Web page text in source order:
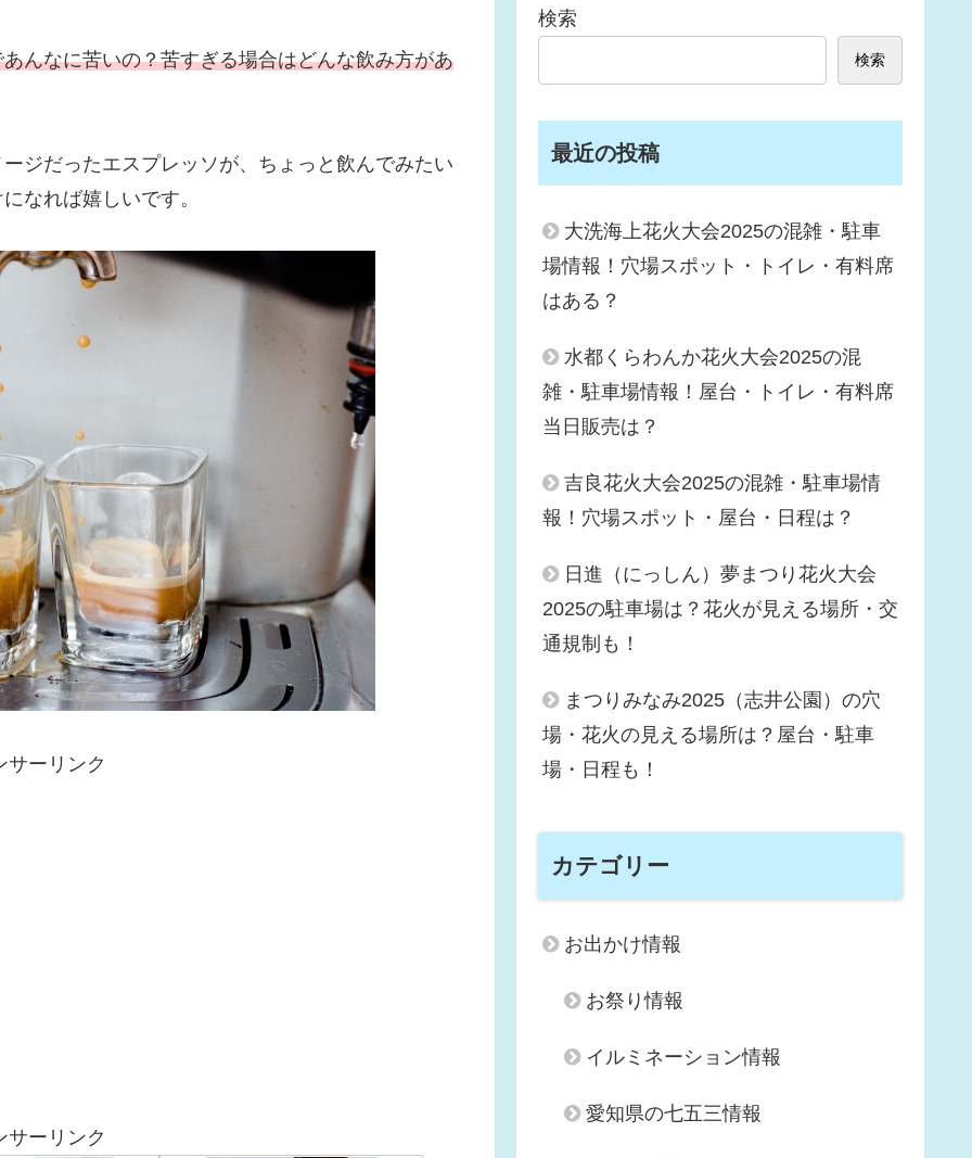
んなに苦いの？苦すぎる場合はどんな飲み方があ
ジだったエスプレッソが、ちょっと飲んでみたい
なれば嬉しいです。
サーリンク
サーリンク
検索
検索
最近の投稿
大洗海上花火大会2025の混雑・駐車
場情報！穴場スポット・トイレ・有料席
はある？
水都くらわんか花火大会2025の混
雑・駐車場情報！屋台・トイレ・有料席
当日販売は？
吉良花火大会2025の混雑・駐車場情
報！穴場スポット・屋台・日程は？
日進（にっしん）夢まつり花火大会
2025の駐車場は？花火が見える場所・交
通規制も！
まつりみなみ2025（志井公園）の穴
場・花火の見える場所は？屋台・駐車
場・日程も！
カテゴリー
お出かけ情報
お祭り情報
イルミネーション情報
愛知県の七五三情報